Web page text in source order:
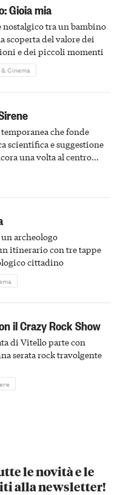
Gioia mia
nostalgico tra un bambino
scoperta del valore dei
e dei piccoli momenti
Cinema
che fonde
scientifica e suggestione
una volta al centro
del passato astigiano
archeologo
itinerario con tre tappe
cittadino
il Crazy Rock Show
di Vitello parte con
serata rock travolgente
le novità e le
alla newsletter!